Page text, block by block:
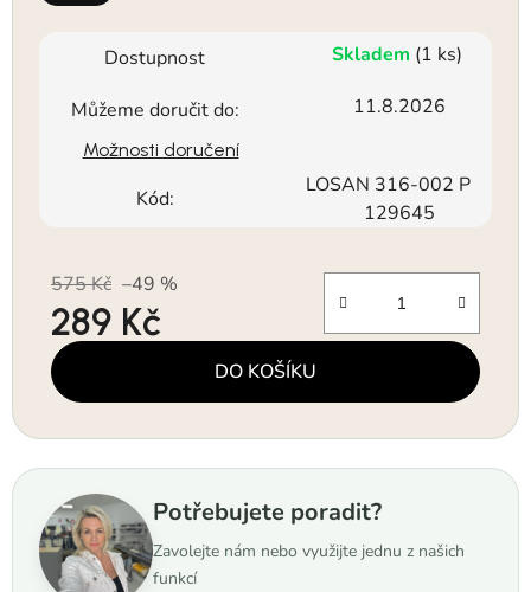
Dostupnost Skladem (1 ks)
Můžeme doručit do: 11.8.2026
Možnosti doručení
Kód:
LOSAN 316-002 P
129645
575 Kč –49 %
289 Kč
Měrná cena: DO KOŠÍKU
Potřebujete poradit?
Zavolejte nám nebo využijte jednu z našich
funkcí